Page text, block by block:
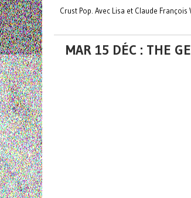
Crust Pop. Avec Lisa et Claude François
MAR 15 DÉC : THE